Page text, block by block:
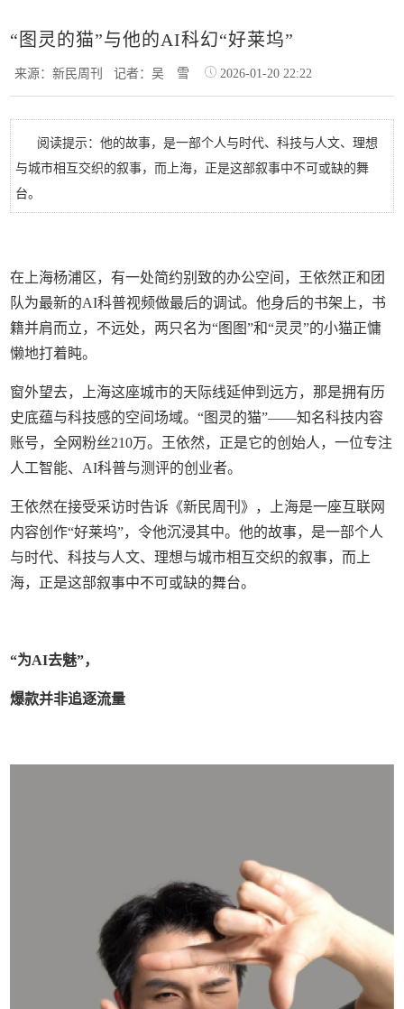
“图灵的猫”与他的AI科幻“好莱坞”
来源：新民周刊记者：吴 雪 2026-01-20 22:22
阅读提示：他的故事，是一部个人与时代、科技与人文、理想
与城市相互交织的叙事，而上海，正是这部叙事中不可或缺的舞
台。
在上海杨浦区，有一处简约别致的办公空间，王依然正和团
队为最新的AI科普视频做最后的调试。他身后的书架上，书
籍并肩而立，不远处，两只名为“图图”和“灵灵”的小猫正慵
懒地打着盹。
窗外望去，上海这座城市的天际线延伸到远方，那是拥有历
史底蕴与科技感的空间场域。“图灵的猫”——知名科技内容
账号，全网粉丝210万。王依然，正是它的创始人，一位专注
人工智能、AI科普与测评的创业者。
王依然在接受采访时告诉《新民周刊》，上海是一座互联网
内容创作“好莱坞”，令他沉浸其中。他的故事，是一部个人
与时代、科技与人文、理想与城市相互交织的叙事，而上
海，正是这部叙事中不可或缺的舞台。
“为AI去魅”，
爆款并非追逐流量